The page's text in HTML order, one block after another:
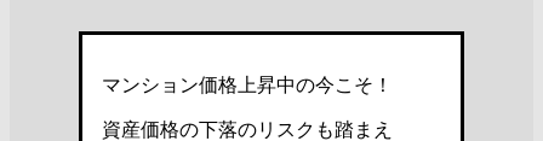
マンション価格上昇中の今こそ！
資産価格の下落のリスクも踏まえ